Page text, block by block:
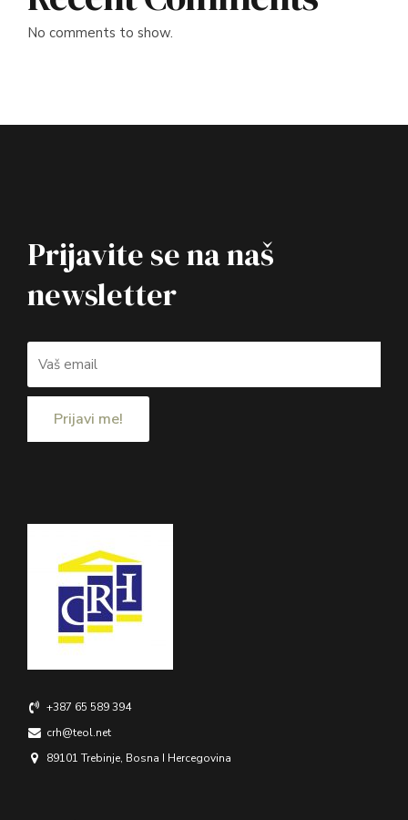
No comments to show.
Prijavite se na naš
newsletter
+387 65 589 394
crh@teol.net
89101 Trebinje, Bosna I Hercegovina